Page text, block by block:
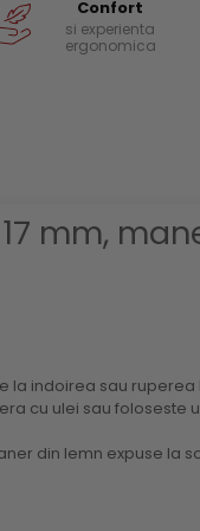
Confort
si experienta
ergonomica
mm,
la indoirea sau ruperea
cu ulei sau foloseste
din lemn expuse la